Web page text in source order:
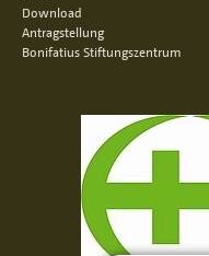
Download
Antragstellung
Bonifatius Stiftungszentrum